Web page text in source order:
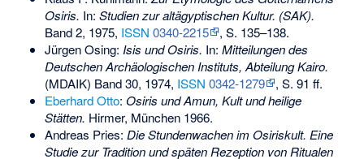
Osiris. In: Studien zur altägyptischen Kultur. (SAK).
Band 2, 1975, ISSN 0340-2215
, S. 135–138.
Jürgen Osing: Isis und Osiris. In: Mitteilungen des
Deutschen Archäologischen Instituts, Abteilung Kairo.
(MDAIK) Band 30, 1974, ISSN 0342-1279
, S. 91 ff.
Eberhard Otto: Osiris und Amun, Kult und heilige
Stätten. Hirmer, München 1966.
Andreas Pries: Die Stundenwachen im Osiriskult. Eine
Studie zur Tradition und späten Rezeption von Ritualen